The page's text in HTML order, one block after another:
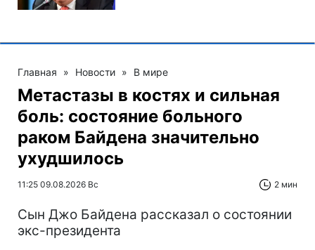
Главная » Новости » В мире
Метастазы в костях и сильная
боль: состояние больного
раком Байдена значительно
ухудшилось
11:25 09.08.2026 Вс 2 мин
Сын Джо Байдена рассказал о состоянии
экс-президента